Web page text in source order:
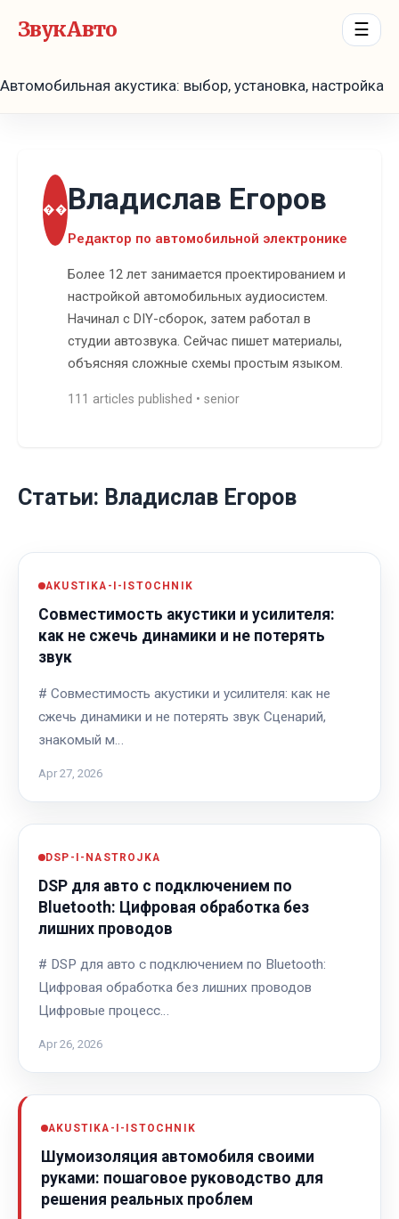
ЗвукАвто ☰
Автомобильная акустика: выбор, установка, настройка
��Владислав Егоров
Редактор по автомобильной электронике
Более 12 лет занимается проектированием и
настройкой автомобильных аудиосистем.
Начинал с DIY-сборок, затем работал в
студии автозвука. Сейчас пишет материалы,
объясняя сложные схемы простым языком.
111 articles published • senior
Статьи: Владислав Егоров
AKUSTIKA-I-ISTOCHNIK
Совместимость акустики и усилителя:
как не сжечь динамики и не потерять
звук
# Совместимость акустики и усилителя: как не
сжечь динамики и не потерять звук Сценарий,
знакомый м…
Apr 27, 2026
DSP-I-NASTROJKA
DSP для авто с подключением по
Bluetooth: Цифровая обработка без
лишних проводов
# DSP для авто с подключением по Bluetooth:
Цифровая обработка без лишних проводов
Цифровые процесс…
Apr 26, 2026
AKUSTIKA-I-ISTOCHNIK
Шумоизоляция автомобиля своими
руками: пошаговое руководство для
решения реальных проблем